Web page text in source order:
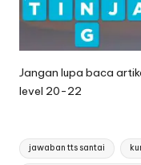
Jangan lupa baca
level 20-22
Tags:
jawaban tts santai